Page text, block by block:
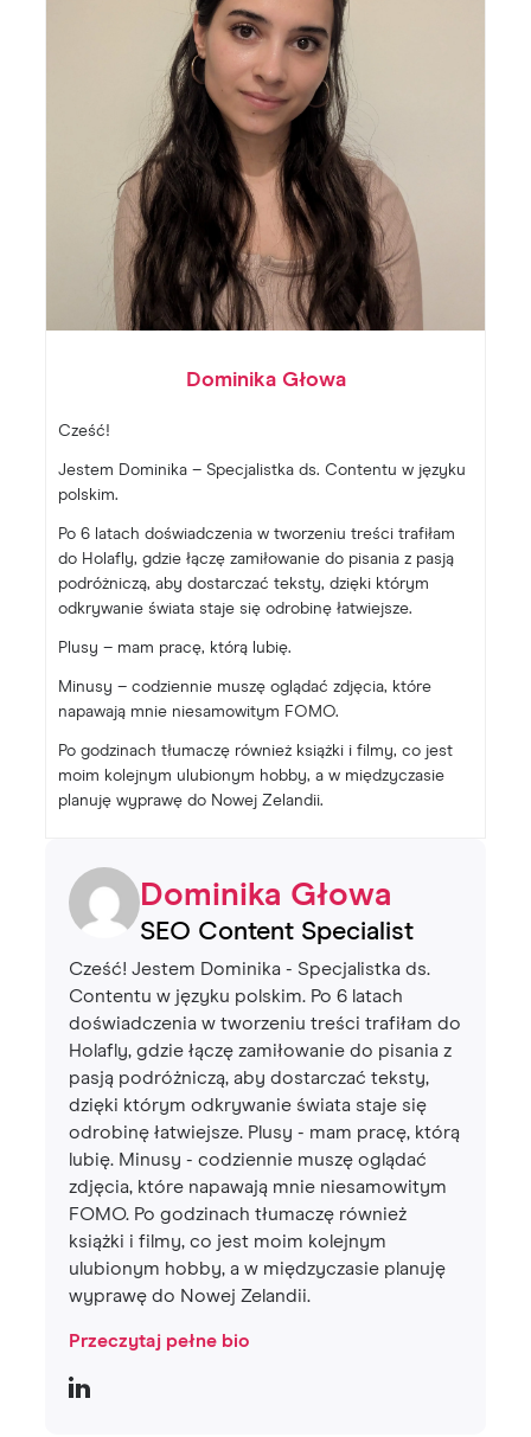
Dominika Głowa
Cześć!
Jestem Dominika – Specjalistka ds. Contentu w języku
polskim.
Po 6 latach doświadczenia w tworzeniu treści trafiłam
do Holafly, gdzie łączę zamiłowanie do pisania z pasją
podróżniczą, aby dostarczać teksty, dzięki którym
odkrywanie świata staje się odrobinę łatwiejsze.
Plusy – mam pracę, którą lubię.
Minusy – codziennie muszę oglądać zdjęcia, które
napawają mnie niesamowitym FOMO.
Po godzinach tłumaczę również książki i filmy, co jest
moim kolejnym ulubionym hobby, a w międzyczasie
planuję wyprawę do Nowej Zelandii.
Dominika Głowa
SEO Content Specialist
Cześć! Jestem Dominika - Specjalistka ds.
Contentu w języku polskim. Po 6 latach
doświadczenia w tworzeniu treści trafiłam do
Holafly, gdzie łączę zamiłowanie do pisania z
pasją podróżniczą, aby dostarczać teksty,
dzięki którym odkrywanie świata staje się
odrobinę łatwiejsze. Plusy - mam pracę, którą
lubię. Minusy - codziennie muszę oglądać
zdjęcia, które napawają mnie niesamowitym
FOMO. Po godzinach tłumaczę również
książki i filmy, co jest moim kolejnym
ulubionym hobby, a w międzyczasie planuję
wyprawę do Nowej Zelandii.
Przeczytaj pełne bio